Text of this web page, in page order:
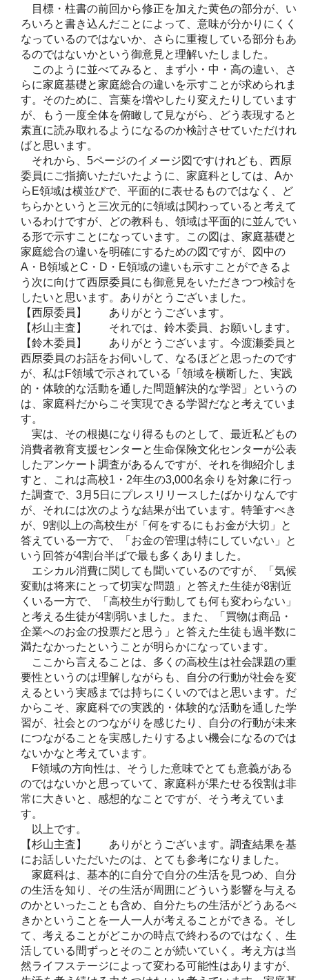
目標・柱書の前回から修正を加えた黄色の部分が、い
ろいろと書き込んだことによって、意味が分かりにくく
なっているのではないか、さらに重複している部分もあ
るのではないかという御意見と理解いたしました。
このように並べてみると、まず小・中・高の違い、さ
らに家庭基礎と家庭総合の違いを示すことが求められま
す。そのために、言葉を増やしたり変えたりしています
が、もう一度全体を俯瞰して見ながら、どう表現すると
素直に読み取れるようになるのか検討させていただけれ
ばと思います。
それから、5ページのイメージ図ですけれども、西𠩤
委員にご指摘いただいたように、家庭科としては、Aか
らE領域は横並びで、平面的に表せるものではなく、ど
ちらかというと三次元的に領域は関わっていると考えて
いるわけですが、どの教科も、領域は平面的に並んでい
る形で示すことになっています。この図は、家庭基礎と
家庭総合の違いを明確にするための図ですが、図中の
A・B領域とC・D・E領域の違いも示すことができるよ
う次に向けて西𠩤委員にも御意見をいただきつつ検討を
したいと思います。ありがとうございました。
【西𠩤委員】 ありがとうございます。
【杉山主査】 それでは、鈴木委員、お願いします。
【鈴木委員】 ありがとうございます。今渡瀬委員と
西𠩤委員のお話をお伺いして、なるほどと思ったのです
が、私はF領域で示されている「領域を横断した、実践
的・体験的な活動を通した問題解決的な学習」というの
は、家庭科だからこそ実現できる学習だなと考えていま
す。
実は、その根拠になり得るものとして、最近私どもの
消費者教育支援センターと生命保険文化センターが公表
したアンケート調査があるんですが、それを御紹介しま
すと、これは高校1・2年生の3,000名余りを対象に行っ
た調査で、3月5日にプレスリリースしたばかりなんです
が、それには次のような結果が出ています。特筆すべき
が、9割以上の高校生が「何をするにもお金が大切」と
答えている一方で、「お金の管理は特にしていない」と
いう回答が4割台半ばで最も多くありました。
エシカル消費に関しても聞いているのですが、「気候
変動は将来にとって切実な問題」と答えた生徒が8割近
くいる一方で、「高校生が行動しても何も変わらない」
と考える生徒が4割弱いました。また、「買物は商品・
企業へのお金の投票だと思う」と答えた生徒も過半数に
満たなかったということが明らかになっています。
ここから言えることは、多くの高校生は社会課題の重
要性というのは理解しながらも、自分の行動が社会を変
えるという実感までは持ちにくいのではと思います。だ
からこそ、家庭科での実践的・体験的な活動を通した学
習が、社会とのつながりを感じたり、自分の行動が未来
につながることを実感したりするよい機会になるのでは
ないかなと考えています。
F領域の方向性は、そうした意味でとても意義がある
のではないかと思っていて、家庭科が果たせる役割は非
常に大きいと、感想的なことですが、そう考えていま
す。
以上です。
【杉山主査】 ありがとうございます。調査結果を基
にお話しいただいたのは、とても参考になりました。
家庭科は、基本的に自分で自分の生活を見つめ、自分
の生活を知り、その生活が周囲にどういう影響を与える
のかといったことも含め、自分たちの生活がどうあるべ
きかということを一人一人が考えることができる。そし
て、考えることがどこかの時点で終わるのではなく、生
活している間ずっとそのことが続いていく。考え方は当
然ライフステージによって変わる可能性はありますが、